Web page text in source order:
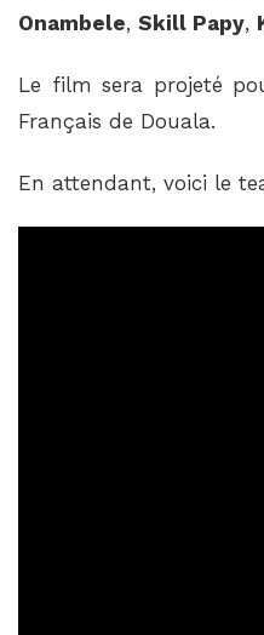
Onambele, Skill Papy,
Le film sera projeté
Français de Douala.
En attendant, voici le